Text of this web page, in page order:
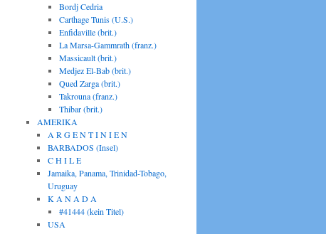
Bordj Cedria
Carthage Tunis (U.S.)
Enfidaville (brit.)
La Marsa-Gammrath (franz.)
Massicault (brit.)
Medjez El-Bab (brit.)
Qued Zarga (brit.)
Takrouna (franz.)
Thibar (brit.)
AMERIKA
A R G E N T I N I E N
BARBADOS (Insel)
C H I L E
Jamaika, Panama, Trinidad-Tobago,
Uruguay
K A N A D A
#41444 (kein Titel)
USA